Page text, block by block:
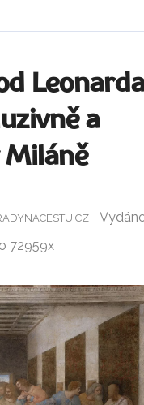
a
Miláně
72959x